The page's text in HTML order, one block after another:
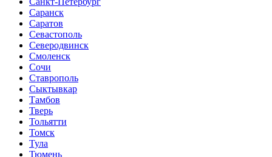
Саранск
Саратов
Севастополь
Северодвинск
Смоленск
Сочи
Ставрополь
Сыктывкар
Тамбов
Тверь
Тольятти
Томск
Тула
Тюмень